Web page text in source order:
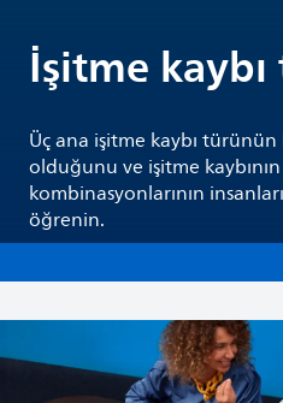
İşitme
Üç ana işitme kaybı
olduğunu ve işitme
kombinasyonlarının
öğrenin.